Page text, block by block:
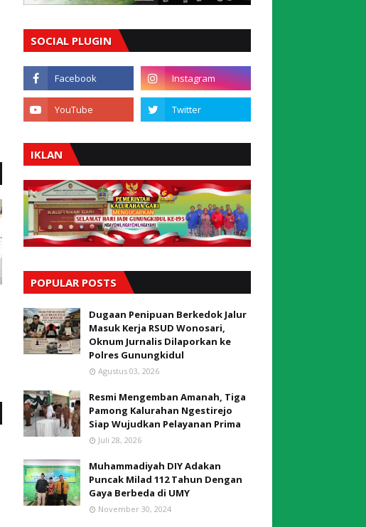
SOCIAL PLUGIN
IKLAN
POPULAR POSTS
Dugaan Penipuan Berkedok Jalur
Masuk Kerja RSUD Wonosari,
Oknum Jurnalis Dilaporkan ke
Polres Gunungkidul
Agustus 03, 2026
Resmi Mengemban Amanah, Tiga
Pamong Kalurahan Ngestirejo
Siap Wujudkan Pelayanan Prima
Juli 28, 2026
Muhammadiyah DIY Adakan
Puncak Milad 112 Tahun Dengan
Gaya Berbeda di UMY
November 30, 2024